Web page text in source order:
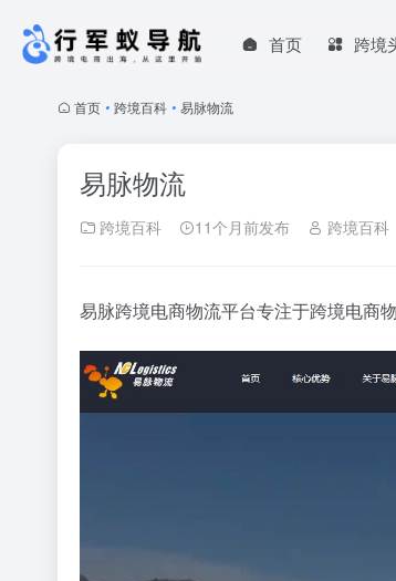
首页 跨境
首页 • 跨境百科 • 易脉物流
易脉物流
跨境百科 11个月前发布 跨境百科
易脉跨境电商物流平台专注于跨境电商